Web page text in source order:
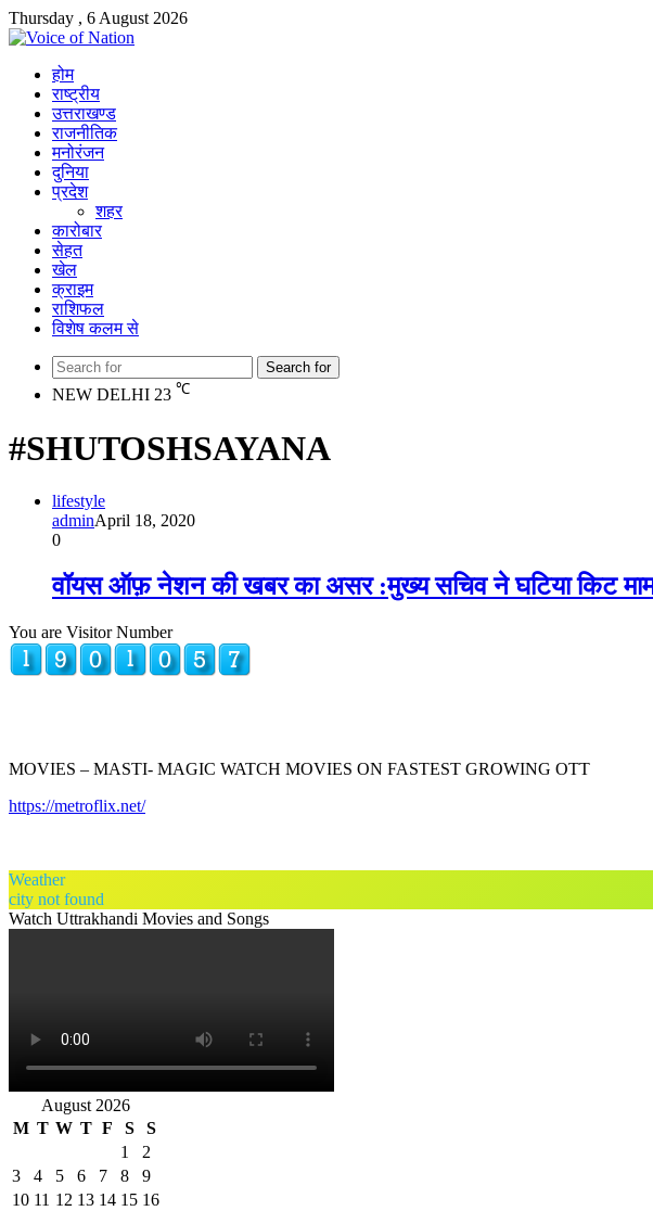
Thursday , 6 August 2026
होम
राष्ट्रीय
उत्तराखण्ड
राजनीतिक
मनोरंजन
दुनिया
प्रदेश
शहर
कारोबार
सेहत
खेल
क्राइम
राशिफल
विशेष कलम से
Search for
NEW DELHI 23 ℃
#SHUTOSHSAYANA
lifestyle
adminApril 18, 2020
0
वॉयस ऑफ़ नेशन की खबर का असर :मुख्य सचिव ने घटिया किट
You are Visitor Number
MOVIES – MASTI- MAGIC WATCH MOVIES ON FASTEST GROWING OTT
https://metroflix.net/
Weather
city not found
Watch Uttrakhandi Movies and Songs
August 2026
M T W T F S
S
1
2
3
4 5 6 7 8
9
10 11 12 13 14 15 16